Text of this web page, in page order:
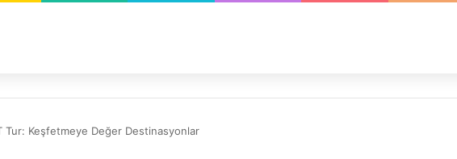
Tur: Keşfetmeye Değer Destinasyonlar